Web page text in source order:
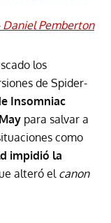
Pemberton
los
de Spider-
Insomniac
para salvar a
como
impidió la
alteró el canon